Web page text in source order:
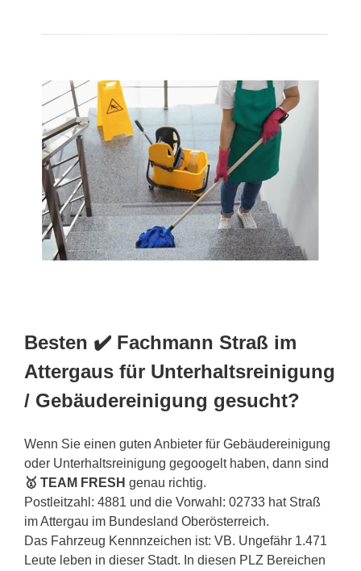
Besten ✔️ Fachmann Straß im
Attergaus für Unterhaltsreinigung
/ Gebäudereinigung gesucht?
Wenn Sie einen guten Anbieter für Gebäudereinigung
oder Unterhaltsreinigung gegoogelt haben, dann sind
🥇 TEAM FRESH genau richtig.
Postleitzahl: 4881 und die Vorwahl: 02733 hat Straß
im Attergau im Bundesland Oberösterreich.
Das Fahrzeug Kennnzeichen ist: VB. Ungefähr 1.471
Leute leben in dieser Stadt. In diesen PLZ Bereichen